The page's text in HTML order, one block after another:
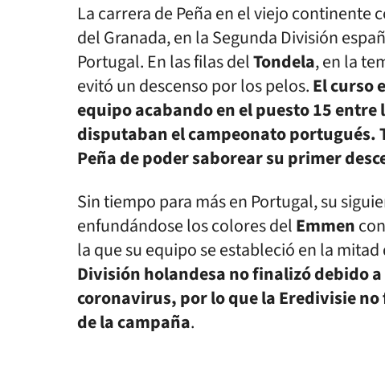
La carrera de Peña en el viejo continente
del Granada, en la Segunda División
Portugal. En las filas delTondela, en la
evitó un descenso por los pelos.El curso
equipo acabando en el puesto 15
disputaban el campeonato portugués.
Peña de poder saborear su primer
Sin tiempo para más en Portugal, su
enfundándose los colores delEmmen
la que su equipo se estableció en la mitad
División holandesa no finalizó debido
coronavirus, por lo que la Eredivisie
de la campaña.